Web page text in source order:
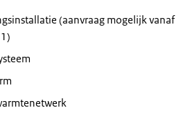
(aanvraag mogelijk vanaf